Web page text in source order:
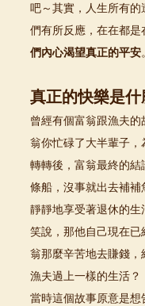
吧～其實，人生所有
們有所反應，在在都是
們內心渴望真正的平安。
真正的快樂是什
曾經有個富翁跟漁夫的
翁你忙碌了大半輩子
轉轉後，富翁最終的
條船，沒事就出去補補
靜靜地享受著退休的
笑說，那他自己現在已
翁那麼辛苦地去賺錢，
漁夫過上一樣的生活？
當時這個故事原意是